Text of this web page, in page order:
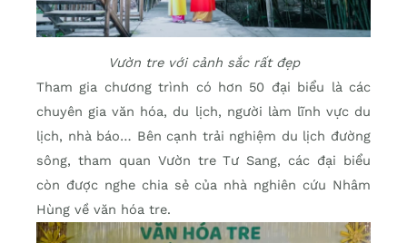
Vườn tre với cảnh sắc rất đẹp
Tham gia chương trình có hơn 50 đại biểu là các
chuyên gia văn hóa, du lịch, người làm lĩnh vực du
lịch, nhà báo… Bên cạnh trải nghiệm du lịch đường
sông, tham quan Vườn tre Tư Sang, các đại biểu
còn được nghe chia sẻ của nhà nghiên cứu Nhâm
Hùng về văn hóa tre.